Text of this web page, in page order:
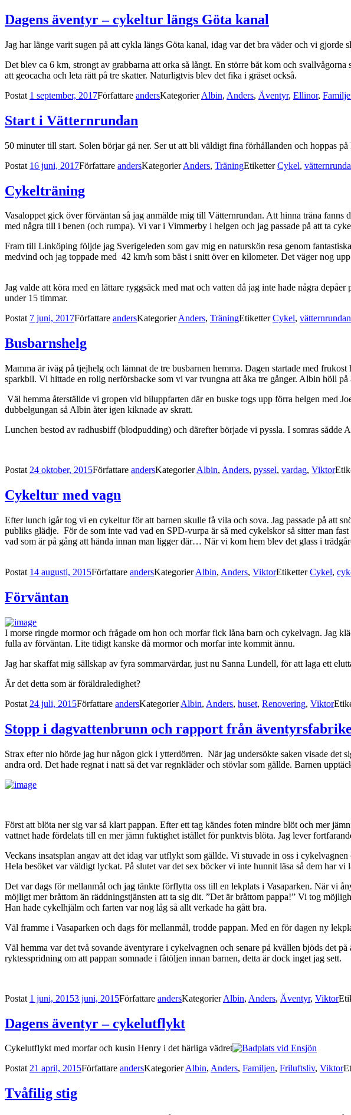
Dagens äventyr – cykeltur längs Göta kanal
Jag har länge varit sugen på att cykla längs Göta kanal, idag var det bra väder och vi
Det blev ca 6 km, strongt av grabbarna att orka så långt. En större båt kom och
att geocacha och leta rätt på tre skatter. Naturligtvis blev det fika i gräset också.
Postat 1 september, 2017Författare andersKategorierAlbin, Anders, Äventyr, Ellinor,
Start i Vätternrundan
50 minuter till start. Solen börjar gå ner. Ser ut att bli väldigt fina förhållanden och hoppas
Postat 16 juni, 2017Författare andersKategorierAnders, TräningEtiketterCykel,
Cykelträning
Vasaloppet gick över förväntan så jag anmälde mig till Vätternrundan. Att hinna träna
med några till i benen (och rumpa). Vi var i Vimmerby i helgen och jag passade på att ta
Fram till Linköping följde jag Sverigeleden som gav mig en naturskön resa genom
medvind och jag toppade med 42 km/h som bäst i snitt över en kilometer. Det väger nog
Jag valde att köra med en lättare ryggsäck med mat och vatten då jag inte hade några
under 15 timmar.
Postat 7 juni, 2017Författare andersKategorierAnders, TräningEtiketterCykel, vätternrundan
Busbarnshelg
Mamma är iväg på tjejhelg och lämnat de tre busbarnen hemma. Dagen startade med
sparkbil. Vi hittade en rolig nerförsbacke som vi var tvungna att åka tre gånger. Albin höll på
Väl hemma återställde vi gropen vid biluppfarten där en buske togs upp förra helgen med
dubbelgungan så Albin åter igen kiknade av skratt.
Lunchen bestod av radhusbiff (blodpudding) och därefter började vi pyssla. I somras
Postat 24 oktober, 2015Författare andersKategorierAlbin, Anders, pyssel, vardag, Viktor
Cykeltur med vagn
Efter lunch igår tog vi en cykeltur för att barnen skulle få vila och sova. Jag passade på att
publiks glädje. För de som inte vad vad en SPD-vurpa är så med cykelskor så sitter man
vad som är på gång att hända innan man ligger där… När vi kom hem blev det glass i
Postat 14 augusti, 2015Författare andersKategorierAlbin, Anders, ViktorEtiketterCykel,
Förväntan
I morse ringde mormor och frågade om hon och morfar fick låna barn och cykelvagn. Jag
fulla av förväntan. Lite tidigt kanske då mormor och morfar inte kommit ännu.
Jag har skaffat mig sällskap av fyra sommarvärdar, just nu Sanna Lundell, för att laga ett
Är det detta som är föräldraledighet?
Postat 24 juli, 2015Författare andersKategorierAlbin, Anders, huset, Renovering, Viktor
Stopp i dagvattenbrunn och rapport från
Strax efter nio hörde jag hur någon gick i ytterdörren. När jag undersökte saken visade det
andra ord. Det hade regnat i natt så det var regnkläder och stövlar som gällde. Barnen
Först att blöta ner sig var så klart pappan. Efter ett tag kändes foten mindre blöt och mer
vattnet hade fördelats till en mer jämn fuktighet istället för punktvis blöta. Jag lever
Veckans insatsplan angav att det idag var utflykt som gällde. Vi stuvade in oss i
Hela besöket var väldigt lyckat. På slutet var det sex böcker vi inte hunnit läsa så dem har vi
Det var dags för mellanmål och jag tänkte förflytta oss till en lekplats i Vasaparken. När vi
möjligt mer bråttom än räddningstjänsten att ta sig dit. ”Det är bråttom pappa!” Vi tog
Han hade cykelhjälm och farten var nog låg så allt verkade ha gått bra.
Väl framme i Vasaparken och dags för mellanmål, trodde pappan. Med en för dagen ny
Väl hemma var det två sovande äventyrare i cykelvagnen och senare på kvällen bjöds det
ryktesspridning om att pappan somnade i fåtöljen innan barnen, detta är dock inget jag sett.
Postat 1 juni, 20153 juni, 2015Författare andersKategorierAlbin, Anders, Äventyr, Viktor
Dagens äventyr – cykelutflykt
Cykelutflykt med morfar och kusin Henry i det härliga vädret
Postat21 april, 2015Författare andersKategorierAlbin, Anders, Familjen, Friluftsliv, Viktor
Tvåfilig stig